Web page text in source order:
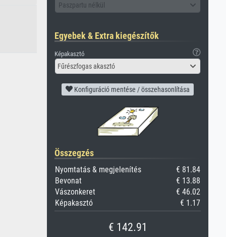
Paszpartu nélkül
Egyebek & Extra kiegészítők
Képakasztó
Fűrészfogas akasztó
Konfiguráció mentése / összehasonlítása
Összegzés
Nyomtatás & megjelenítés
€ 81.84
Bevonat
€ 13.88
Vászonkeret
€ 46.02
Képakasztó
€ 1.17
€ 142.91